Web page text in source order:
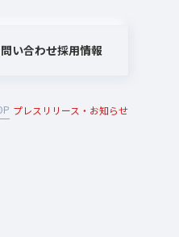
のあゆみ
い合わせ採用情報
プレスリリース・お知らせ